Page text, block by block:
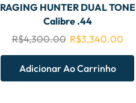
RAGING HUNTER DUAL TONE
Calibre .44
R$4,300.00 R$3,340.00
Adicionar Ao Carrinho